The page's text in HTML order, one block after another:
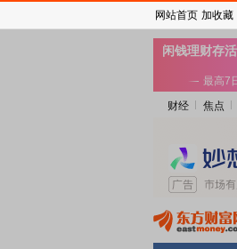
财经 焦点
网站首页 加收藏